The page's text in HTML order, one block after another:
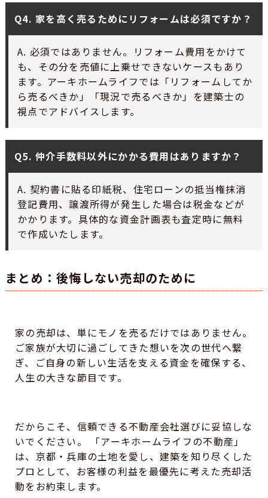
Q4. 家を高く売るためにリフォームは必須ですか？
A. 必須ではありません。リフォーム費用をかけて
も、その分を売値に上乗せできないケースもあり
ます。アーキホームライフでは「リフォームしてか
ら売るべきか」「現況で売るべきか」を建築士の
視点でアドバイスします。
Q5. 仲介手数料以外にかかる費用はありますか？
A. 契約書に貼る印紙税、住宅ローンの抵当権抹消
登記費用、譲渡所得が発生した場合は税金などが
かかります。具体的な資金計画表も査定時に無料
で作成いたします。
まとめ：後悔しない売却のために
家の売却は、単にモノを売るだけではありません。
ご家族が大切に過ごしてきた想いを次の世代へ繋
ぎ、ご自身の新しい生活を支える資金を確保する、
人生の大きな節目です。
だからこそ、信頼できる不動産会社選びに妥協しな
いでください。 「アーキホームライフの不動産」
は、京都・兵庫の土地を愛し、建築を知り尽くした
プロとして、お客様の利益を最優先に考えた売却活
動をお約束します。